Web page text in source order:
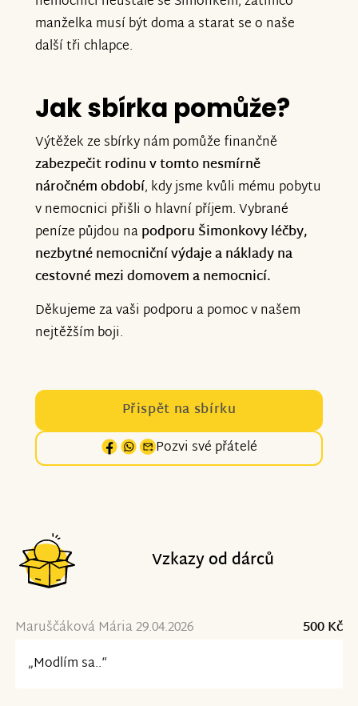
manželka musí být doma a starat se o naše
další tři chlapce.
Jak sbírka pomůže?
Výtěžek ze sbírky nám pomůže finančně
zabezpečit rodinu v tomto nesmírně
náročném období, kdy jsme kvůli mému pobytu
v nemocnici přišli o hlavní příjem. Vybrané
peníze půjdou napodporu Šimonkovy léčby,
nezbytné nemocniční výdaje a náklady na
cestovné mezi domovem a nemocnicí.
Děkujeme za vaši podporu a pomoc v našem
nejtěžším boji.
Přispět na sbírku
Pozvi své přátelé
Vzkazy od dárců
Maruščáková Mária 29.04.2026
500 Kč
„Modlím sa..“